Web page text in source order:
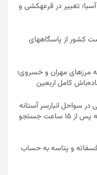
تغییر در قرعهکشی و
کشور از پاسگاههای
زائر گیلانی به مرزهای مهران و خسروی؛
کامل اربعین
سواحل انبارسر آستانه
اشرفیه؛ پیکر دانش‌آموز ۱۲ ساله پس از ۱۵ ساعت جستجو
فسفاته و پتاسه به حساب